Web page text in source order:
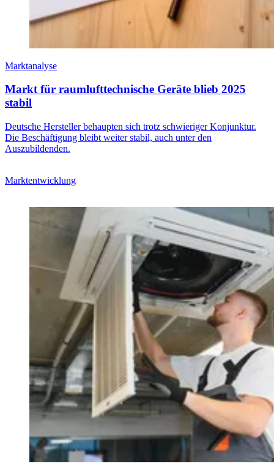
Marktanalyse
Markt für raumlufttechnische Geräte blieb 2025
stabil
Deutsche Hersteller behaupten sich trotz schwieriger Konjunktur.
Die Beschäftigung bleibt weiter stabil, auch unter den
Auszubildenden.
Marktentwicklung